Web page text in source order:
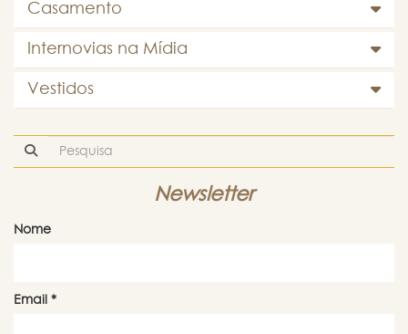
Casamento
Internovias na Mídia
Vestidos
Newsletter
Nome
Email *